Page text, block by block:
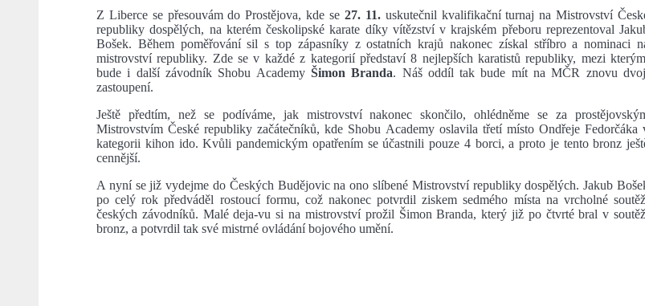
Z Liberce se přesouvám do Prostějova, kde se 27. 11.uskutečnil kvalifikační turnaj na Mistrovství
republiky dospělých, na kterém českolipské karate díky vítězství v krajském přeboru reprezentoval
Bošek. Během poměřování sil s top zápasníky z ostatních krajů nakonec získal stříbro a nominaci
mistrovství republiky. Zde se v každé z kategorií představí 8 nejlepších karatistů republiky, mezi
bude i další závodník Shobu Academy Šimon Branda. Náš oddíl tak bude mít na MČR znovu
zastoupení.
Ještě předtím, než se podíváme, jak mistrovství nakonec skončilo, ohlédněme se za
Mistrovstvím České republiky začátečníků, kde Shobu Academy oslavila třetí místo Ondřeje Fedorčáka
kategorii kihon ido. Kvůli pandemickým opatřením se účastnili pouze 4 borci, a proto je tento bronz
cennější.
A nyní se již vydejme do Českých Budějovic na ono slíbené Mistrovství republiky dospělých. Jakub
po celý rok předváděl rostoucí formu, což nakonec potvrdil ziskem sedmého místa na vrcholné
českých závodníků. Malé deja-vu si na mistrovství prožil Šimon Branda, který již po čtvrté bral v
bronz, a potvrdil tak své mistrné ovládání bojového umění.